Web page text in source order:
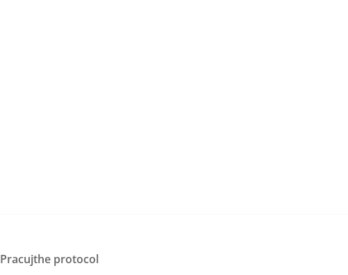
Pracujthe protocol